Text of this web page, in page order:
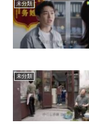
未分類
未分類